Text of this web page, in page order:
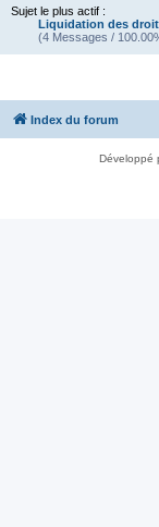
Sujet le plus actif :
Liquidation des
(4 Messages /
Index du forum
Développé